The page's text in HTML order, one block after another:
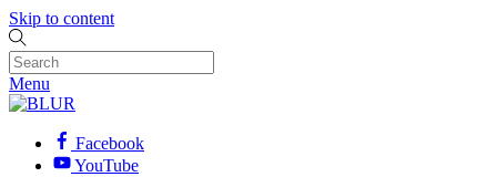
Skip to content
Menu
Facebook
YouTube